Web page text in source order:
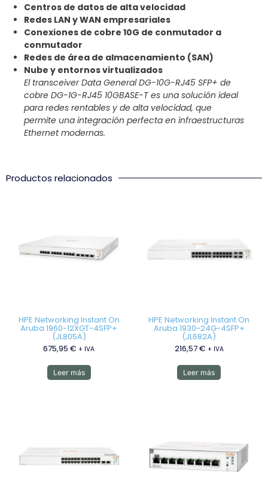
Centros de datos de alta velocidad
Redes LAN y WAN empresariales
Conexiones de cobre 10G de conmutador a
conmutador
Redes de área de almacenamiento (SAN)
Nube y entornos virtualizados
El transceiver Data General DG-10G-RJ45 SFP+ de
cobre DG-1G-RJ45 10GBASE-T es una solución ideal
para redes rentables y de alta velocidad, que
permite una integración perfecta en infraestructuras
Ethernet modernas.
Productos relacionados
HPE Networking Instant On
Aruba 1960-12XGT-4SFP+
(JL805A)
675,95€ + IVA
Leer más
HPE Networking Instant On
Aruba 1930-24G-4SFP+
(JL682A)
216,57€ + IVA
Leer más